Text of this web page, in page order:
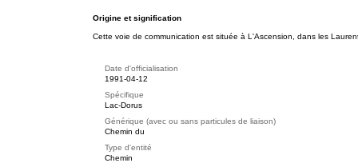
Origine et signification
Cette voie de communication est située à L'Ascension, dans les
Date d'officialisation
1991-04-12
Spécifique
Lac-Dorus
Générique (avec ou sans particules de liaison)
Chemin du
Type d'entité
Chemin